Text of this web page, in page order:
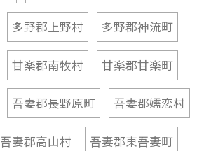
多野郡上野村 多野郡神流町
甘楽郡南牧村 甘楽郡甘楽町
吾妻郡長野原町 吾妻郡嬬恋村
吾妻郡高山村 吾妻郡東吾妻町